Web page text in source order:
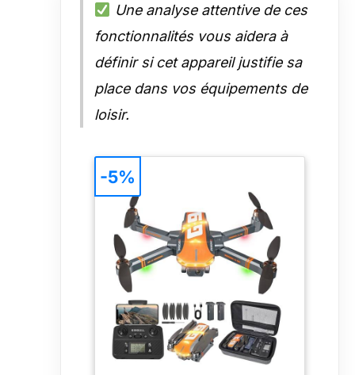
Une analyse attentive de ces
fonctionnalités vous aidera à
définir si cet appareil justifie sa
place dans vos équipements de
loisir.
-5%